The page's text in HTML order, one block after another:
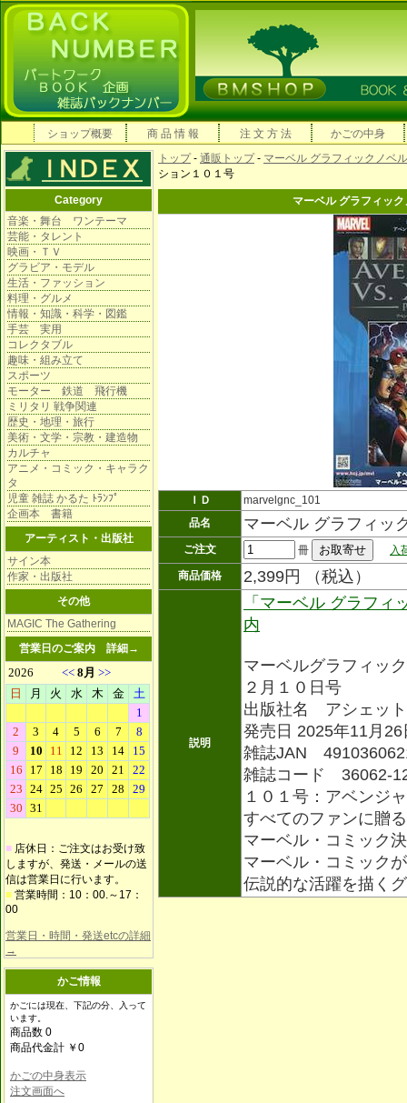
ショップ概要 商 品 情 報 注 文 方 法 かごの中身
Category
音楽・舞台 ワンテーマ
芸能・タレント
映画・ＴＶ
グラビア・モデル
生活・ファッション
料理・グルメ
情報・知識・科学・図鑑
手芸 実用
コレクタブル
趣味・組み立て
スポーツ
モーター 鉄道 飛行機
ミリタリ 戦争関連
歴史・地理・旅行
美術・文学・宗教・建造物
カルチャ
アニメ・コミック・キャラク
タ
児童 雑誌 かるた ﾄﾗﾝﾌﾟ
企画本 書籍
アーティスト・出版社
サイン本
作家・出版社
その他
MAGIC The Gathering
営業日のご案内 詳細→
■ 店休日：ご注文はお受け致
しますが、発送・メールの送
信は営業日に行います。
■ 営業時間：10：00.～17：
00
営業日・時間・発送etcの詳細
→
かご情報
かごには現在、下記の分、入って
います。
商品数 0
商品代金計 ￥0
かごの中身表示
注文画面へ
トップ- 通販トップ- マーベル グラフィックノベ
ション１０１号
マーベル グラフィッ
ＩＤ
marvelgnc_101
品名
マーベル グラフィッ
ご注文 冊
入
商品価格
2,399円 （税込）
説明
「マーベル グラフ
内
マーベルグラフィッ
２月１０日号
出版社名 アシェッ
発売日 2025年11月26
雑誌JAN
雑誌コード 36062-
１０１号：アベン
すべてのファンに贈る
マーベル・コミック
マーベル・コミック
伝説的な活躍を描く